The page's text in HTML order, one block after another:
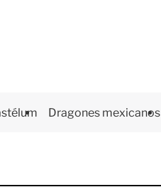
Dragones mexicanos